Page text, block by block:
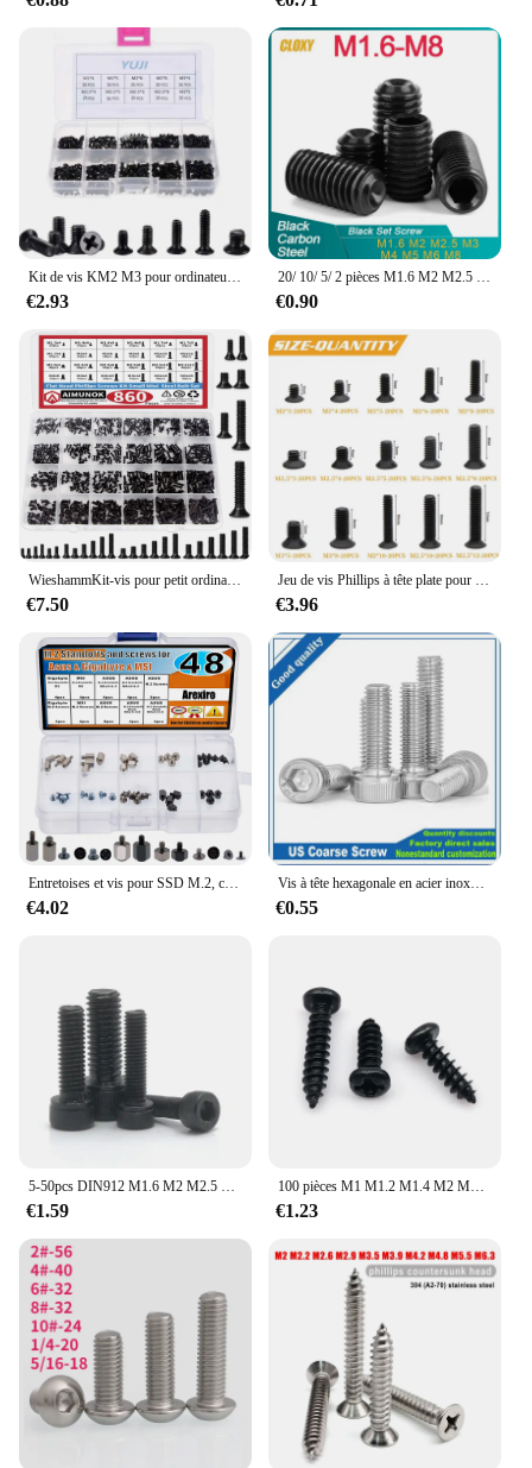
lasting solution for their construction needs.
Whether you're a professional contractor or a DIY
enthusiast, this screw set is a valuable addition to
your toolkit.
Kit de vis KM2 M3 pour ordinateur portable, accessoires de réparation d'ordinateur électronique
€2.93
20/ 10/ 5/ 2 pièces M1.6 M2 M2.5 M3 M4 M5 M6 M8 Grade 12.9 en acier au carbone allié vis à douille hexagonale vis à vis din 16
€0.90
WieshammKit-vis pour petit ordinateur, petites vis à lunettes noires, M1.2, M1.4, M1.7, M2, M2.5, M3, PC et ordinateur portable, SSD, disque dur C, 860 pièces
€7.50
Jeu de vis Phillips à tête plate pour ordinateur portable, kit de petites vis pour ordinateur portable, M2, M2.5, M3 KM, 300 pièces, 360 pièces
€3.96
Entretoises et vis pour SSD M.2, cartes mères Bali, Gigabyte, gelée, 48 pièces
€4.02
Vis à tête hexagonale en acier inoxydable 304, filetage américain, capuchon à six pans creux, UNF 0 #-80 UNC 2 #-56 4 #-40 6 #-32 8 #-32 10-50 pièces 24 Boulons
€0.55
5-50pcs DIN912 M1.6 M2 M2.5 M3 M4 M5 M6 M8 304 A2 nuance D'acier Inoxydable 12.9 Noir Hexagone à Tête Cylindrique à Six Pans Creux vis à six Pans creux Vis
€1.59
100 pièces M1 M1.2 M1.4 M2 M2.6 M3 M4 petit Micro acier inoxydable noir carbone croix Phillips tête ronde vis à bois autotaraudeuse
€1.23